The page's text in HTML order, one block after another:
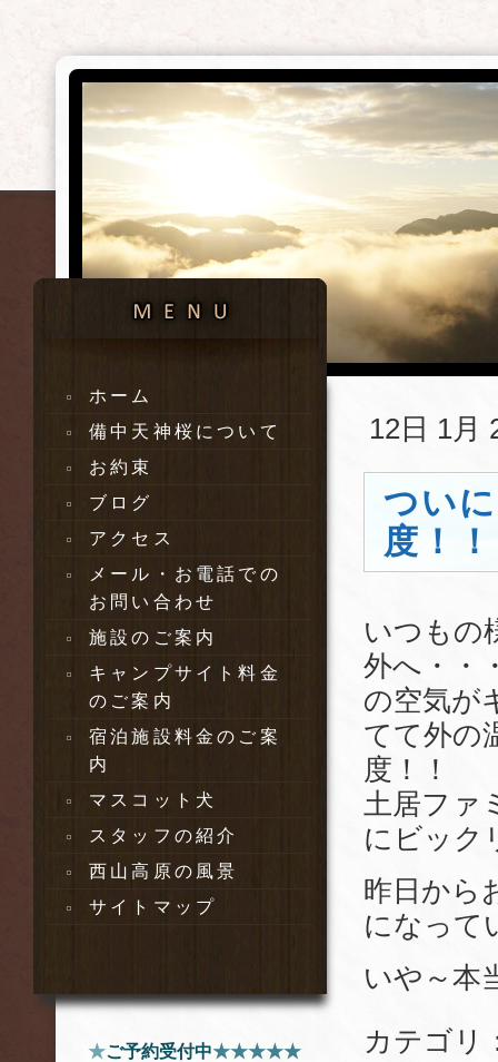
ホーム
備中天神桜について
お約束
ブログ
アクセス
メール・お電話での
お問い合わせ
施設のご案内
キャンプサイト料金
のご案内
宿泊施設料金のご案
内
マスコット犬
スタッフの紹介
西山高原の風景
サイトマップ
★ご予約受付中★★★★★
12日 1月
つい
度！！
いつもの
外へ・・
の空気が
てて外の
度！！
土居ファ
にビック
昨日から
になって
いや～本
カテゴリ